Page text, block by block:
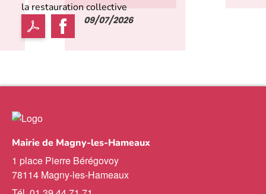
la restauration collective
09/07/2026
Mairie de Magny-les-Hameaux
1 place Pierre Bérégovoy
78114 Magny-les-Hameaux